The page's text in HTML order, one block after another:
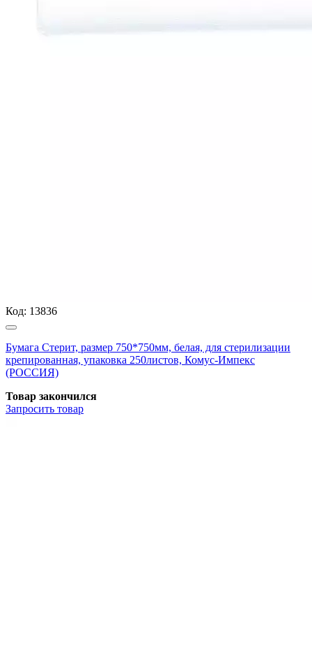
Код: 13836
Бумага Стерит, размер 750*750мм, белая, для стерилизации
крепированная, упаковка 250листов, Комус-Импекс
(РОССИЯ)
Товар закончился
Запросить товар